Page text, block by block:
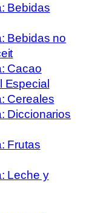
Bebidas
Bebidas no
Cacao
Especial
Cereales
Diccionarios
Frutas
Leche y